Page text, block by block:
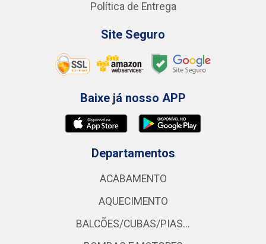
Política de Entrega
Site Seguro
Baixe já nosso APP
Departamentos
ACABAMENTO
AQUECIMENTO
BALCÕES/CUBAS/PIAS...